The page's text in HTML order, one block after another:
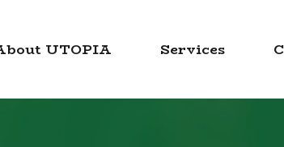
About UTOPIA Services